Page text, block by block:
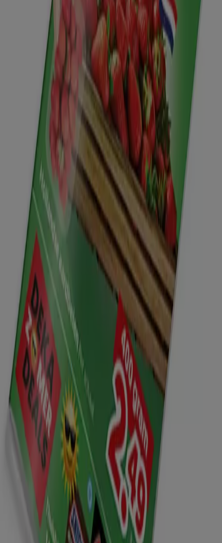
Aanbevolen aanbiedingen
ZwemkledingBadpakNaaimachine wandelschoenen
mosselen kersen
Tiendeo in jouw stad
Amsterdam Rotterdam Den Haag
Utrecht
Eindhoven
Groningen Haarlem Breda
Tilburg
Arnhem
Nijmegen Zwolle Amersfoort
Apeldoorn
Almere
Enschede
Bekijk meer steden
Tiendeo international
España Italia United Kingdom México
Colombia
Argentina France
United States
Nederland
Deutschland Perú Chile
Portugal
Australia
Türkiye Norge
Österreich
Sverige
Ecuador Singapore South Africa
Danmark
Suomi 日本 Ελλάδα 한국
Belgique
Schweiz
United Arab Emirates România
Ceská republika
Slovenská republika
Magyarország
България
Advertentie